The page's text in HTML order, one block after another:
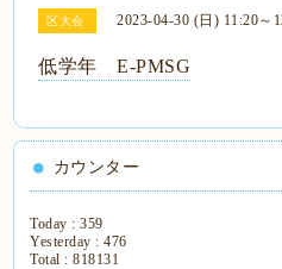
区大会 2023-04-30 (日) 11:20～
低学年 E-PMSG
カウンター
Today :359
Yesterday :476
Total :818131